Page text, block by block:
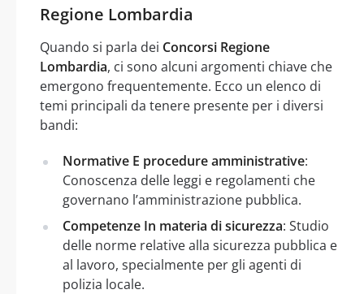
Regione Lombardia
Quando si parla dei Concorsi Regione
Lombardia, ci sono alcuni argomenti chiave che
emergono frequentemente. Ecco un elenco di
temi principali da tenere presente per i diversi
bandi:
Normative E procedure amministrative:
Conoscenza delle leggi e regolamenti che
governano l’amministrazione pubblica.
Competenze In materia di sicurezza: Studio
delle norme relative alla sicurezza pubblica e
al lavoro, specialmente per gli agenti di
polizia locale.